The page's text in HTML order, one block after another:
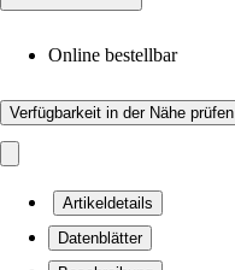
Online bestellbar
Verfügbarkeit in der Nähe prüfen
Artikeldetails
Datenblätter